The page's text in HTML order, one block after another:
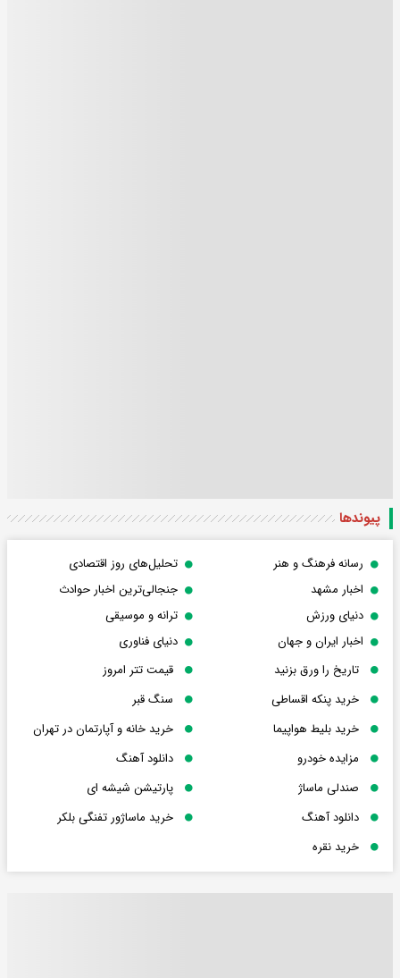
پیوندها
رسانه فرهنگ و هنر
تحلیل‌های روز اقتصادی
اخبار مشهد
جنجالی‌ترین اخبار حوادث
دنیای ورزش
ترانه و موسیقی
اخبار ایران و جهان
دنیای فناوری
تاریخ را ورق بزنید
قیمت تتر امروز
خرید پنکه اقساطی
سنگ قبر
خرید بلیط هواپیما
خرید خانه و آپارتمان در تهران
مزایده خودرو
دانلود آهنگ
صندلی ماساژ
پارتیشن شیشه ای
دانلود آهنگ
خرید ماساژور تفنگی بلکر
خرید نقره